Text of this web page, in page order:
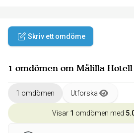
Skriv ett omdöme
1 omdömen om Målilla
1 omdömen Utforska
Visar 1 omdömen med